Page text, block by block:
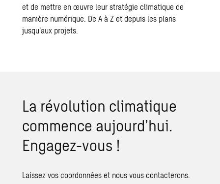
et de mettre en œuvre leurstratégie climatique de
manière numérique. De A à Z et depuis les plans
jusqu’aux projets.
La révo­lu­tion cli­ma­tique
com­mence aujour­d’hui.
Enga­gez-vous !
Laissez vos coordonnées et nous vous contacterons.